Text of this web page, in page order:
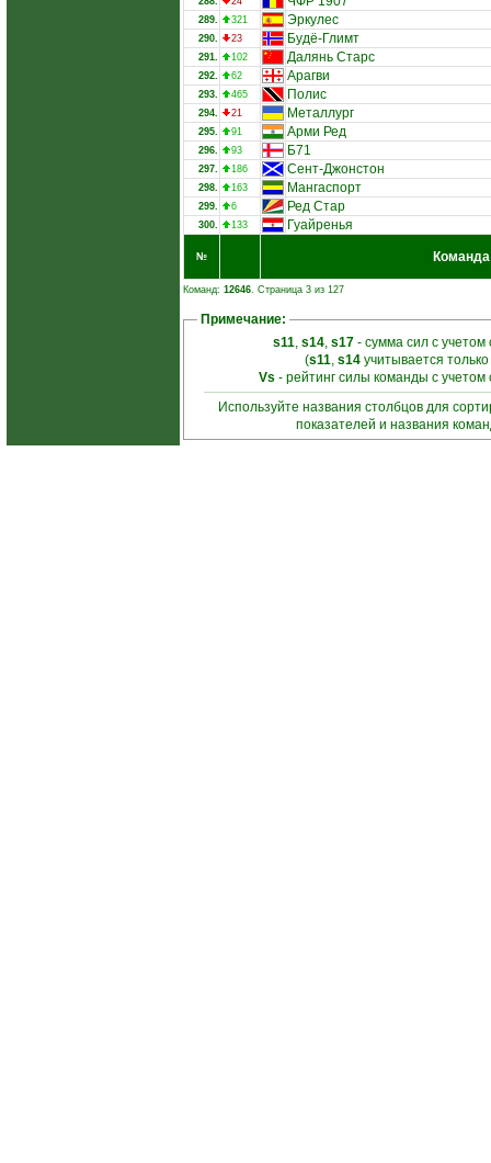
289. 321 Эркулес
290. 23 Будё-Глимт
291. 102 Далянь Старс
292. 62 Арагви
293. 465 Полис
294. 21 Металлург
295. 91 Арми Ред
296. 93 Б71
297. 186 Сент-Джонстон
298. 163 Мангаспорт
299. 6 Ред Стар
300. 133 Гуайренья
№ Команда
Команд: 12646. Страница 3 из 127
Примечание:
s11, s14, s17- сумма сил с учетом
(s11, s14 учитывается
Vs - рейтинг силы команды с
Используйте названия столбцов для
показателей и названия